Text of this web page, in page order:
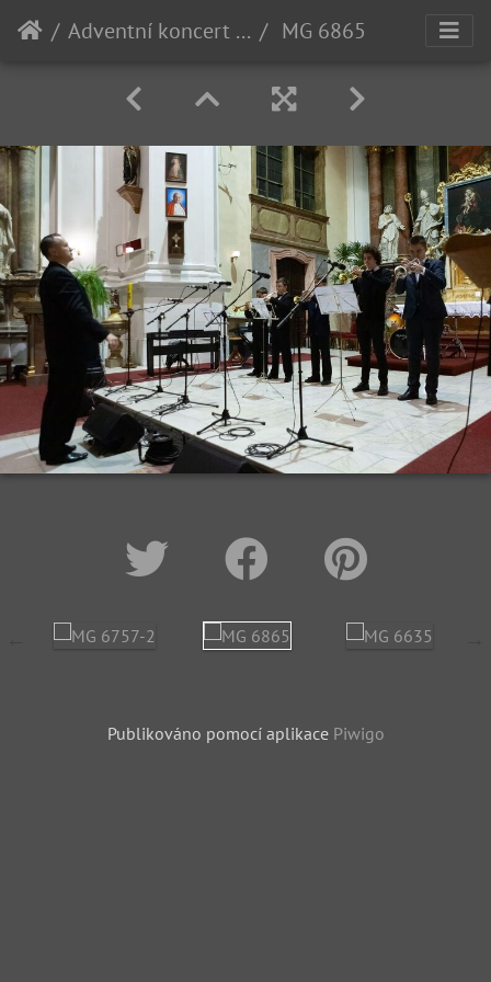
Adventní koncert 2022 MG 6865
Publikováno pomocí aplikace Piwigo